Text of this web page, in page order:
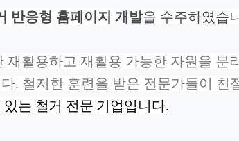
반응형 홈페이지 개발을 수주하였습
재활용하고 재활용 가능한 자원을 분
. 철저한 훈련을 받은 전문가들이 친
있는 철거 전문 기업입니다.